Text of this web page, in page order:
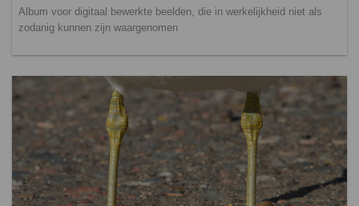
Album voor digitaal bewerkte beelden, die in werkelijkheid niet als
zodanig kunnen zijn waargenomen